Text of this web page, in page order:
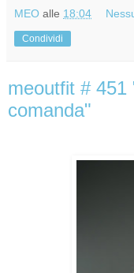
MEO alle 18:04
Condividi
meoutfit #
comanda"